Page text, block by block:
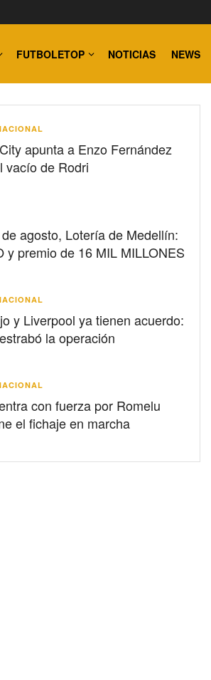
FUTBOLETOP NOTICIAS NEWS
apunta a Enzo Fernández
vacío de Rodri
agosto, Lotería de Medellín:
y premio de 16 MIL MILLONES
y Liverpool ya tienen acuerdo:
la operación
con fuerza por Romelu
el fichaje en marcha